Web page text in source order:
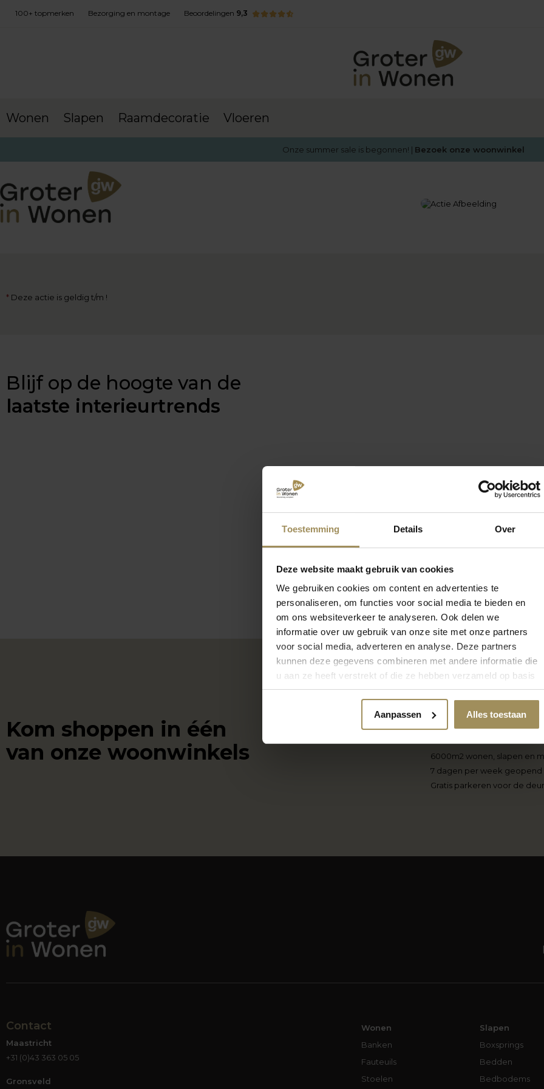
Toestemming Details Over
Deze website maakt gebruik van cookies
We gebruiken cookies om content en advertenties te
personaliseren, om functies voor social media te bieden en
om ons websiteverkeer te analyseren. Ook delen we
informatie over uw gebruik van onze site met onze partners
voor social media, adverteren en analyse. Deze partners
kunnen deze gegevens combineren met andere informatie die
u aan ze heeft verstrekt of die ze hebben verzameld op basis
van uw gebruik van hun services.
Aanpassen Alles toestaan
100+ topmerken Bezorging en montage Beoordelingen 9,3
Wonen Slapen Raamdecoratie Vloeren
Onze summer sale is begonnen! | Bezoek onze woonwinkel
* Deze actie is geldig t/m !
Blijf op de hoogte van de
laatste interieurtrends
Kom shoppen in één
van onze woonwinkels
Locatie Maastricht
6000m2 wonen, slapen en
7 dagen per week geopend
Gratis parkeren voor de deur
Contact
Maastricht
+31 (0)43 363 05 05
Gronsveld
Wonen
Banken
Fauteuils
Stoelen
Slapen
Boxsprings
Bedden
Bedbodems